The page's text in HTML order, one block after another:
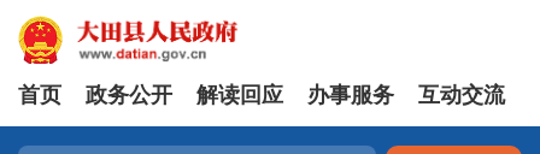
首页 政务公开 解读回应 办事服务 互动交流